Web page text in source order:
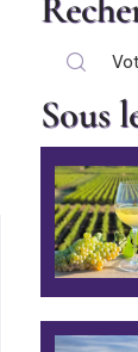
Sous